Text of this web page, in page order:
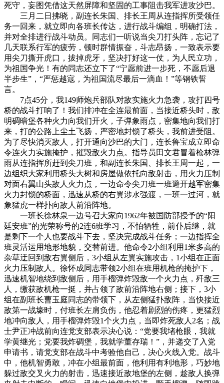
死守，妄图凭借这天然屏障和坚固的工事阻击我军进攻沙巴。
三月二日拂晓，副连长朱国、排长王周从连指挥所受领任
务一回来，就立即向各班长传达，进行战斗编组，明确打法，
并对全排进行战斗动员。同志们一听说当尖刀打头阵，忘记了
几天联系行军的疲劳，顿时群情振奋，斗志昂扬，一致表示要
用尖刀撕开虎口，拔掉虎牙，坚决打好这一仗，为人民立功，
为祖国争光！有的同志还立下了“宁愿前进一步死，不愿后退
半步生”，“严惩越寇，为祖国流尽最后一滴血！”等钢铁誓
言。
7点45分，我149师炮兵部队对敌实施火力急袭，攻打四号
桥的战斗打响了！我们排冲在全连最前面，当接近桥头时，敌
明碉暗堡各种火力向我们开火，子弹象雨点，密集地向我们打
来，打的公路上尘土飞扬，严密地封锁了桥头，我前进受阻。
为了尽快消灭敌人，打开通向沙巴的大门，连长鲁宝成立即命
令连火力实施掩护，摧毁敌火力点。指导员田文君冒着枪林弹
雨从连指挥所赶到尖刀班，和副连长朱国、排长王周一起，一
边组织大家利用桥头大树和房屋做依托向敌射击，用火力压制
对面右翼山头敌人火力点，一边命令尖刀班一班避开越军密集
火力封锁的桥面，迅速从桥的右翼涉水强渡，一班一过河，就
象猛虎一样扑向敌人前沿阵地。
一班长徐林泉一边号召大家向1962年被国防部授予的“阳
廷安班”的光荣称号的2连6班学习，不怕牺牲，前仆后继，就
是剩下一个人也要战斗下去，坚决完成战斗任务；一边指挥全
班灵活运用地形地貌，交替前进。他命令2小组利用1米多高的
杂草迂回到敌右翼侧后，3小组从左翼实施攻击，1小组在正面
火力压制敌人。徐怀成同志带领2小组在班用机枪的掩护下，
迅速机智地绕到敌侧后，用手榴弹炸毁敌一个火力点，歼敌三
人，缴获敌机枪一挺，并占领了敌前沿阵地右侧；接下，3小
组在副班长曹玉庭同志的带领下，从左侧猛扑敌阵，当快接近
敌第一战壕时，付班长左肩负伤，他忍着剧烈的伤疼，更猛烈
地冲向敌人，用手榴弹炸毁1个火力点，当即炸死敌人2名；战
士尹正冲战前向连党支部表示决心说：“党要我堵枪眼，我就
学黄继光；党要我炸碉堡，我就学董存瑞！”，并递交了入党
申请书，请党支部在战斗中考验他自己，决心火线入党。战斗
中，他机智勇敢，冲在小组最前面，他利用有利地形，巧妙地
躲过敌交叉火力的射击，迅速接近敌地堡的左侧，趁敌人换弹